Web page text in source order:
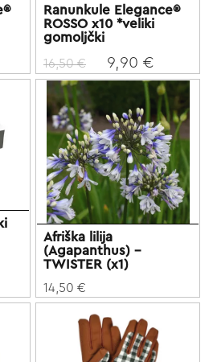
Ranunkule Elegance®
ROSSO x10 *veliki
gomoljčki
16,50 € 9,90 €
Afriška lilija
(Agapanthus) -
TWISTER (x1)
14,50 €